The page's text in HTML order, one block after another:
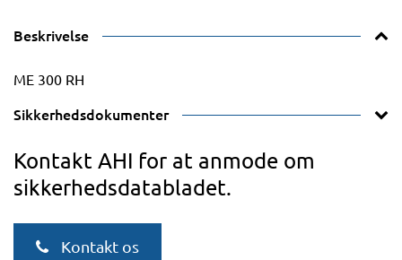
Beskrivelse
ME 300 RH
Sikkerhedsdokumenter
Kontakt AHI for at anmode om
sikkerhedsdatabladet.
Kontakt os